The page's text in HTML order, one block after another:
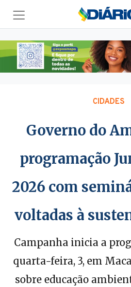
CIDADES
Governo do
programação
2026 com
voltadas à
Campanha inicia a
quarta-feira, 3, em
sobre educação